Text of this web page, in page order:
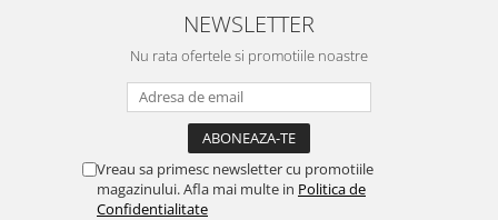
NEWSLETTER
Nu rata ofertele si promotiile noastre
Vreau sa primesc newsletter cu promotiile
magazinului. Afla mai multe in Politica de
Confidentialitate